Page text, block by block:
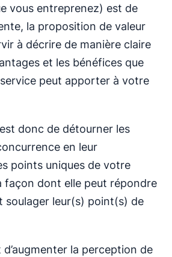
vous entreprenez) est de
la proposition de valeur
à décrire de manière claire
et les bénéfices que
peut apporter à votre
donc de détourner les
en leur
points uniques de votre
façon dont elle peut répondre
soulager leur(s) point(s) de
la perception de